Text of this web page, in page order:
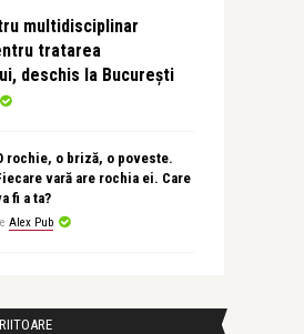
multidisciplinar
tratarea
deschis la București
rochie, o briză, o poveste.
vară are rochia ei. Care
fi a ta?
Alex Pub